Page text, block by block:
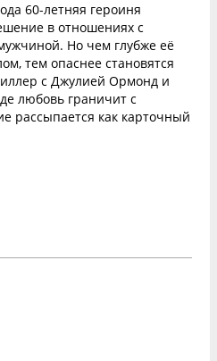
60-летняя героиня
в отношениях с
Но чем глубже её
тем опаснее становятся
с Джулией Ормонд и
любовь граничит с
рассыпается как карточный